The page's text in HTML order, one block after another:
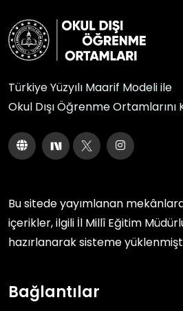
Türkiye Yüzyılı Maarif Modeli ile
Okul Dışı Öğrenme Ortamlarını
Bu sitede yayımlanan
içerikler, ilgili İl Millî Eğitim
hazırlanarak sisteme
Bağlantılar